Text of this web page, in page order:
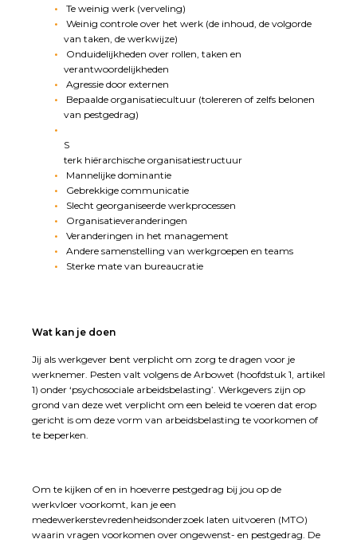
Te weinig werk (verveling)
Weinig controle over het werk (de inhoud, de volgorde
van taken, de werkwijze)
Onduidelijkheden over rollen, taken en
verantwoordelijkheden
Agressie door externen
Bepaalde organisatiecultuur (tolereren of zelfs belonen
van pestgedrag)
S
terk hiërarchische organisatiestructuur
Mannelijke dominantie
Gebrekkige communicatie
Slecht georganiseerde werkprocessen
Organisatieveranderingen
Veranderingen in het management
Andere samenstelling van werkgroepen en teams
Sterke mate van bureaucratie
Wat kan je doen
Jij als werkgever bent verplicht om zorg te dragen voor je
werknemer. Pesten valt volgens de Arbowet (hoofdstuk 1, artikel
1) onder ‘psychosociale arbeidsbelasting’. Werkgevers zijn op
grond van deze wet verplicht om een beleid te voeren dat erop
gericht is om deze vorm van arbeidsbelasting te voorkomen of
te beperken.
Om te kijken of en in hoeverre pestgedrag bij jou op de
werkvloer voorkomt, kan je een
medewerkerstevredenheidsonderzoek laten uitvoeren (MTO)
waarin vragen voorkomen over ongewenst- en pestgedrag. De